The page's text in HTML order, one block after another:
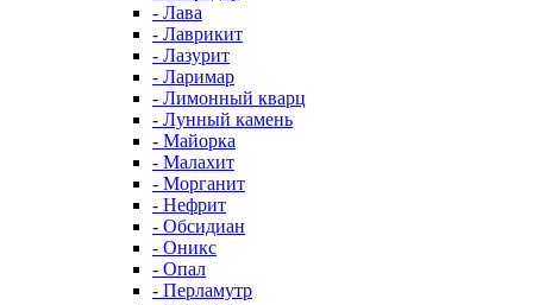
- Лава
- Лаврикит
- Лазурит
- Ларимар
- Лимонный кварц
- Лунный камень
- Майорка
- Малахит
- Морганит
- Нефрит
- Обсидиан
- Оникс
- Опал
- Перламутр